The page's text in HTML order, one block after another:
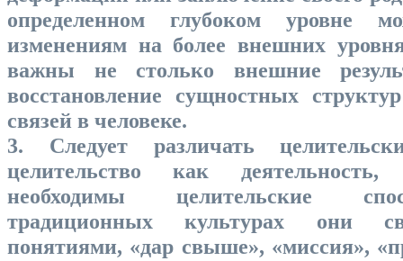
определенном глубоком уровне
изменениям на более внешних
важны не столько внешние
восстановление сущностных
связей в человеке.
3. Следует различать
целительство как
необходимы целительские
традиционных культурах они
понятиями, «дар свыше», «миссия»,